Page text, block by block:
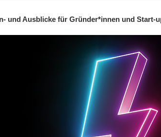
und Ausblicke für Gründer*innen und Start-